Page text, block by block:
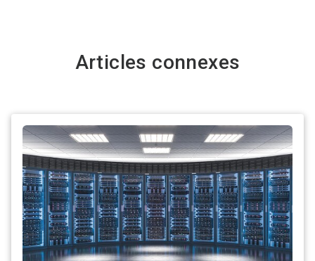
Articles connexes